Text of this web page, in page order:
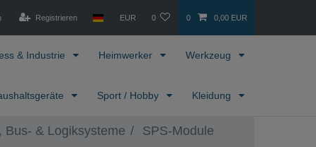
Registrieren EUR 0 0 0,00 EUR
& Industrie Heimwerker Werkzeug
Sport / Hobby Kleidung
Bus- & Logiksysteme
SPS-Module